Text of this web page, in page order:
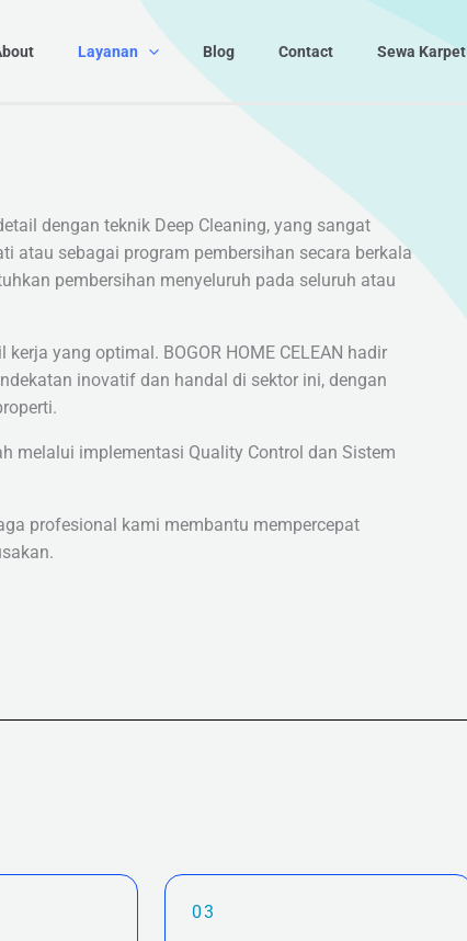
Layanan Blog Contact Sewa Karpet
dengan teknik Deep Cleaning, yang sangat
atau sebagai program pembersihan secara berkala
pembersihan menyeluruh pada seluruh atau
yang optimal. BOGOR HOME CELEAN hadir
inovatif dan handal di sektor ini, dengan
melalui implementasi Quality Control dan Sistem
profesional kami membantu mempercepat
03